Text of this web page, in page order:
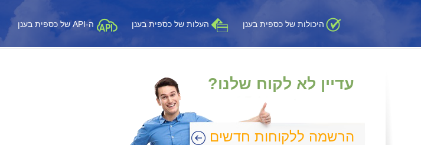
היכולות של כספית בענן העלות של כספית בענן ה-API של כספית בענן
עדיין לא לקוח שלנו?
הרשמה ללקוחות חדשים